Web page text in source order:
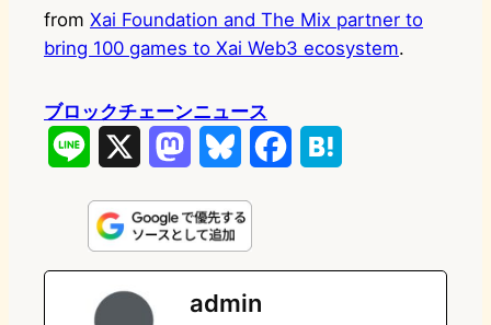
from Xai Foundation and The Mix partner to
bring 100 games to Xai Web3 ecosystem.
ブロックチェーンニュース
n
e
s
t
o
u
e
s
e
e
admin